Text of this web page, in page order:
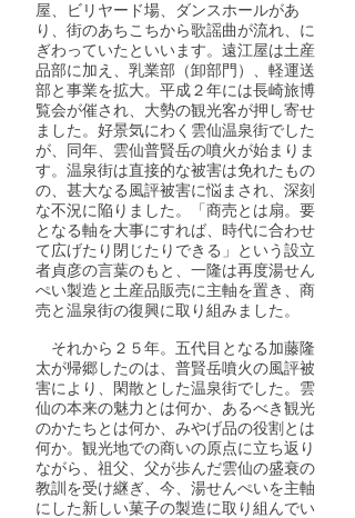
屋、ビリヤード場、ダンスホールがあ
り、街のあちこちから歌謡曲が流れ、に
ぎわっていたといいます。遠江屋は土産
品部に加え、乳業部（卸部門）、軽運送
部と事業を拡大。平成２年には長崎旅博
覧会が催され、大勢の観光客が押し寄せ
ました。好景気にわく雲仙温泉街でした
が、同年、雲仙普賢岳の噴火が始まりま
す。温泉街は直接的な被害は免れたもの
の、甚大なる風評被害に悩まされ、深刻
な不況に陥りました。「商売とは扇。要
となる軸を大事にすれば、時代に合わせ
て広げたり閉じたりできる」という設立
者貞彦の言葉のもと、一隆は再度湯せん
ぺい製造と土産品販売に主軸を置き、商
売と温泉街の復興に取り組みました。
それから２５年。五代目となる加藤隆
太が帰郷したのは、普賢岳噴火の風評被
害により、閑散とした温泉街でした。雲
仙の本来の魅力とは何か、あるべき観光
のかたちとは何か、みやげ品の役割とは
何か。観光地での商いの原点に立ち返り
ながら、祖父、父が歩んだ雲仙の盛衰の
教訓を受け継ぎ、今、湯せんぺいを主軸
にした新しい菓子の製造に取り組んでい